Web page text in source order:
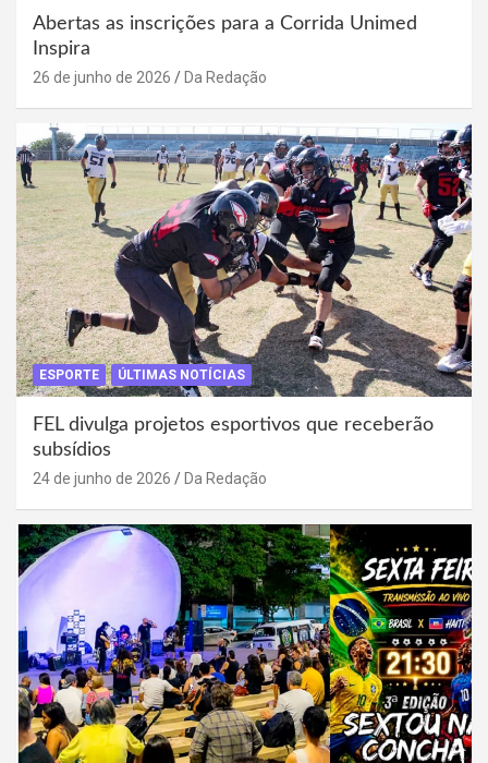
Abertas as inscrições para a Corrida Unimed
Inspira
26 de junho de 2026 Da Redação
ESPORTE ÚLTIMAS NOTÍCIAS
FEL divulga projetos esportivos que receberão
subsídios
24 de junho de 2026 Da Redação